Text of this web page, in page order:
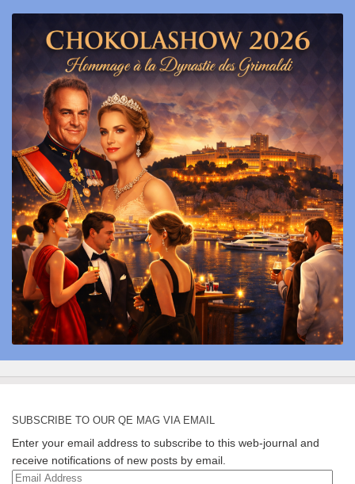
SUBSCRIBE TO OUR QE MAG VIA EMAIL
Enter your email address to subscribe to this web-journal and
receive notifications of new posts by email.
Email